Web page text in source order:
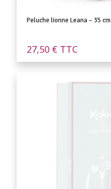
Peluche lionne Leana – 35 cm
27,50 € TTC